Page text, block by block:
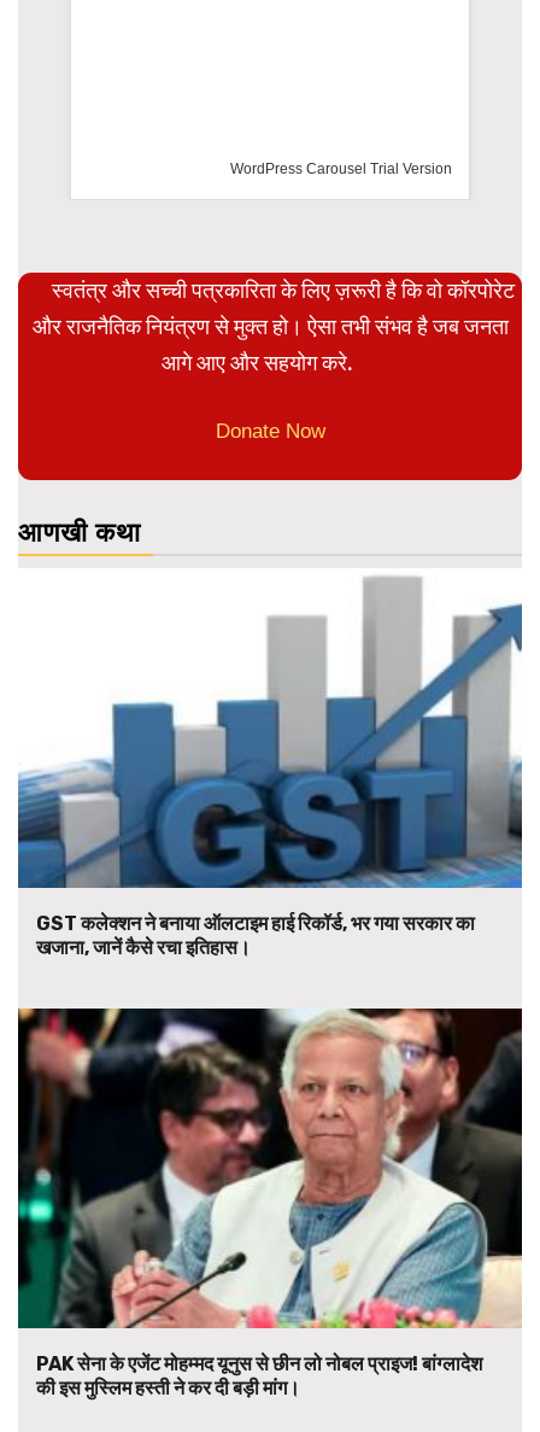
WordPress Carousel Trial Version
स्वतंत्र और सच्ची पत्रकारिता के लिए ज़रूरी है कि वो कॉरपोरेट
और राजनैतिक नियंत्रण से मुक्त हो। ऐसा तभी संभव है जब जनता
आगे आए और सहयोग करे.
Donate Now
आणखी कथा
GST कलेक्शन ने बनाया ऑलटाइम हाई रिकॉर्ड, भर गया सरकार का
खजाना, जानें कैसे रचा इतिहास।
PAK सेना के एजेंट मोहम्मद यूनुस से छीन लो नोबल प्राइज! बांग्लादेश
की इस मुस्लिम हस्ती ने कर दी बड़ी मांग।